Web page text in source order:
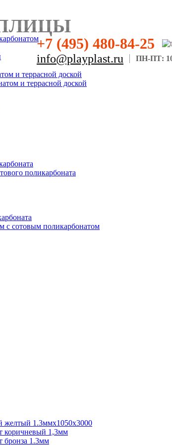
+7 (495) 480-84-25
info@playplast.ru ПН-ПТ:
и террасной доской
и террасной доской
поликарбоната
с сотовым поликарбонатом
желтый 1.3ммх1050х3000
коричневый 1,3мм
бронза 1.3мм